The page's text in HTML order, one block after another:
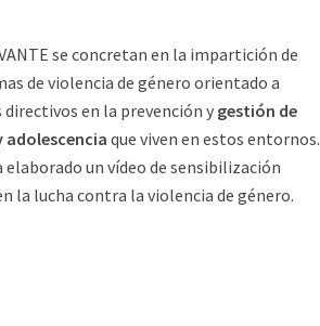
se concretan en la impartición de
de violencia de género orientado a
en la prevención y gestión de
adolescenciaque viven en estos entornos.
un vídeo de sensibilización
la lucha contra la violencia de género.